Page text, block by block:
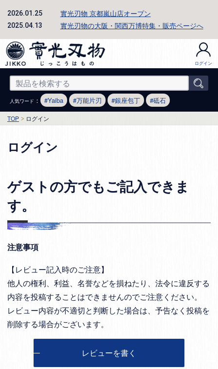
2026.01.25 實光刃物 京都嵐山店オープン
2025.04.13 實光刃物の大阪・関西万博特集・販売ページへ
ログイン
人気ワード ： Yaiba 万能片刃 銀座包丁 砥石
TOP ログイン
ログイン
ゲストの方でもご記入できま
す。
注意事項
【レビュー記入時のご注意】
他人の権利、利益、名誉などを損ねたり、法令に違反する
内容を投稿することはできませんのでご注意ください。
レビュー内容が不適切と判断した場合は、予告なく投稿を
削除する場合がございます。
レビューを書く